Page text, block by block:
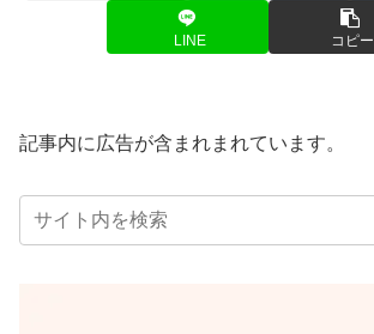
LINE コピー
記事内に広告が含まれまれています。